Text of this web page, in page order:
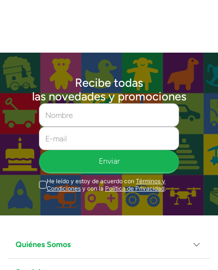
Recibe todas
las novedades y promociones
Enviar
He leído y estoy de acuerdo con Términos y
Condiciones y con la Política de Privacidad.
Quiénes Somos